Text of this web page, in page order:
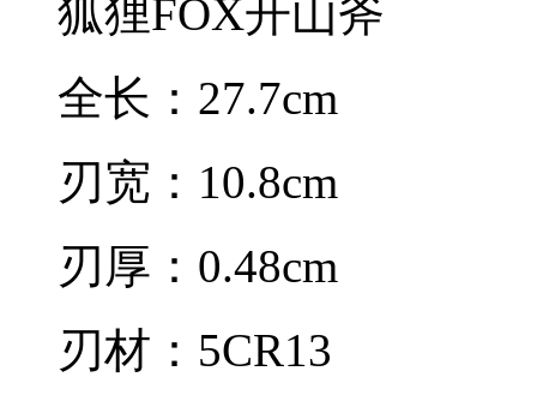
狐狸FOX开山斧
全长：27.7cm
刃宽：10.8cm
刃厚：0.48cm
刃材：5CR13